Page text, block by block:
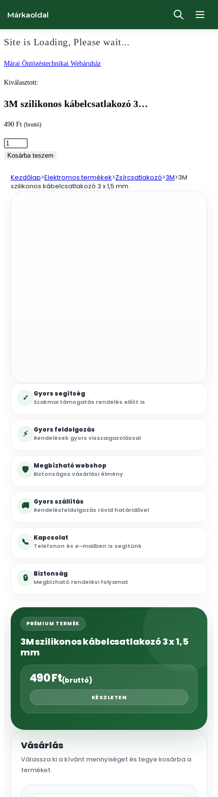
Site is Loading, Please wait...
Ugrás
Márai Öntözéstechnikai Webáruház
Márkaoldal
Kiválasztott:
3M szilikonos kábelcsatlakozó 3…
490 Ft (bruttó)
3M
szilikonos
Kosárba teszem
Kezdőlap>Elektromos termékek>Zsírcsatlakozó>3M>3M
szilikonos kábelcsatlakozó 3 x 1,5 mm
✓ Gyors segítség
Szakmai támogatás rendelés előtt is
⚡ Gyors feldolgozás
Rendelések gyors visszaigazolással
🛡 Megbízható webshop
Biztonságos vásárlási élmény
🚚 Gyors szállítás
Rendelésfeldolgozás rövid határidővel
📞 Kapcsolat
Telefonon és e-mailben is segítünk
🔒 Biztonság
Megbízható rendelési folyamat
PRÉMIUM TERMÉK
3M szilikonos kábelcsatlakozó 3 x 1,5
mm
490Ft(bruttó)
KÉSZLETEN
Vásárlás
Válassza ki a kívánt mennyiséget és tegye kosárba a
terméket.